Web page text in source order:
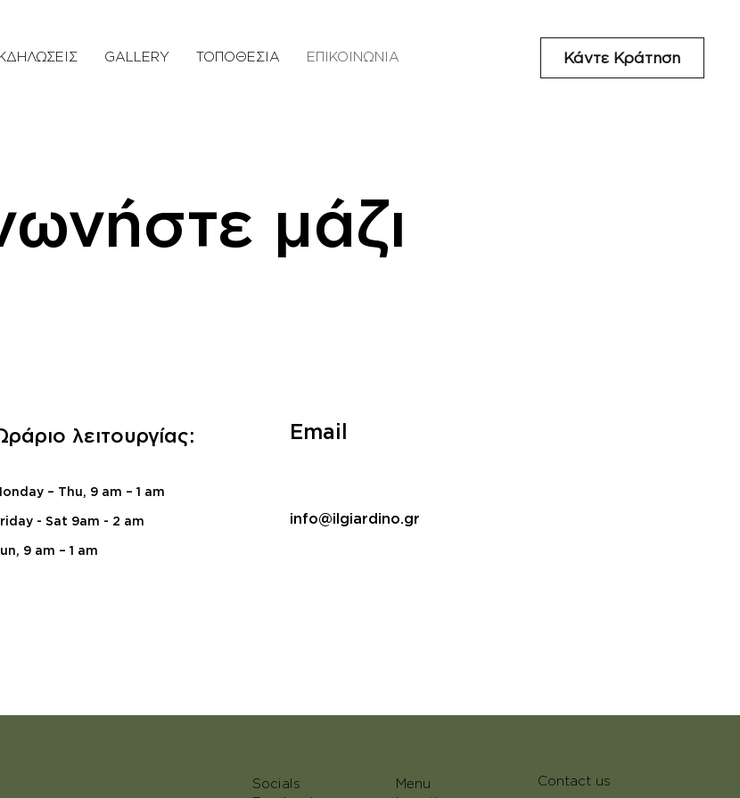
GALLERY ΤΟΠΟΘΕΣΙΑ ΕΠΙΚΟΙΝΩΝΙΑ Κάντε Κράτηση
μάζι
λειτουργίας:
– Thu, 9 am – 1 am
- Sat 9am - 2 am
9 am – 1 am
Email
info@ilgiardino.gr
Contact us
Menu
Socials